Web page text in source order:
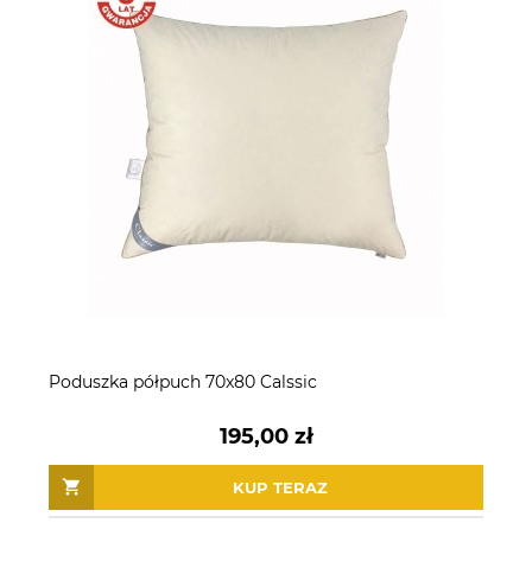
Poduszka półpuch 70x80 Calssic
195,00 zł
KUP TERAZ